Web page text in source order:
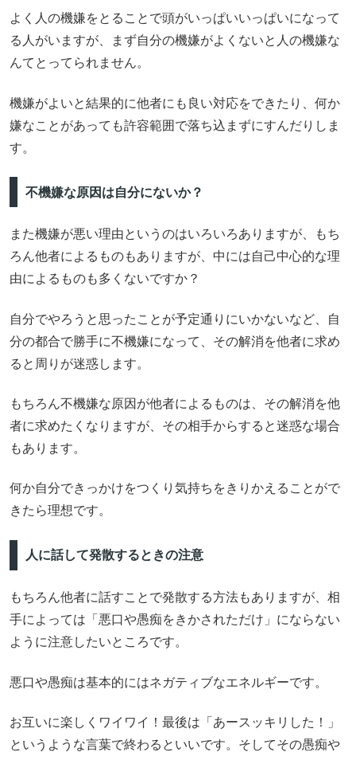
よく人の機嫌をとることで頭がいっぱいいっぱいになって
る人がいますが、まず自分の機嫌がよくないと人の機嫌な
んてとってられません。
機嫌がよいと結果的に他者にも良い対応をできたり、何か
嫌なことがあっても許容範囲で落ち込まずにすんだりしま
す。
不機嫌な原因は自分にないか？
また機嫌が悪い理由というのはいろいろありますが、もち
ろん他者によるものもありますが、中には自己中心的な理
由によるものも多くないですか？
自分でやろうと思ったことが予定通りにいかないなど、自
分の都合で勝手に不機嫌になって、その解消を他者に求め
ると周りが迷惑します。
もちろん不機嫌な原因が他者によるものは、その解消を他
者に求めたくなりますが、その相手からすると迷惑な場合
もあります。
何か自分できっかけをつくり気持ちをきりかえることがで
きたら理想です。
人に話して発散するときの注意
もちろん他者に話すことで発散する方法もありますが、相
手によっては「悪口や愚痴をきかされただけ」にならない
ように注意したいところです。
悪口や愚痴は基本的にはネガティブなエネルギーです。
お互いに楽しくワイワイ！最後は「あースッキリした！」
というような言葉で終わるといいです。そしてその愚痴や